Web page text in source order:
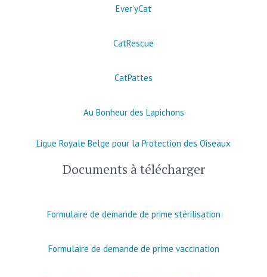
Ever’yCat
CatRescue
CatPattes
Au Bonheur des Lapichons
Ligue Royale Belge pour la Protection des Oiseaux
Documents à télécharger
Formulaire de demande de prime stérilisation
Formulaire de demande de prime vaccination